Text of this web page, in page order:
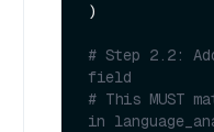
)
# Step 2.2:
field
# This MUST
in